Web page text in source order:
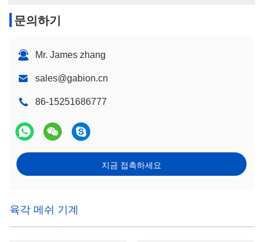
문의하기
Mr. James zhang
sales@gabion.cn
86-15251686777
지금 접촉하세요
육각 메쉬 기계